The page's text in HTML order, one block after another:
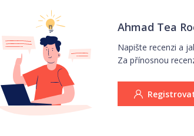
Ahmad Tea
Napište recenzi a
Za přínosnou